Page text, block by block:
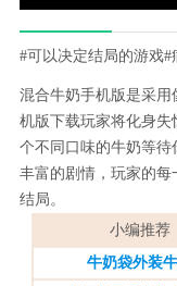
#可以决定结局的游戏#
混合牛奶手机版是采
机版下载玩家将化身
个不同口味的牛奶等
丰富的剧情，玩家的
结局。
小编推荐
牛奶袋外装